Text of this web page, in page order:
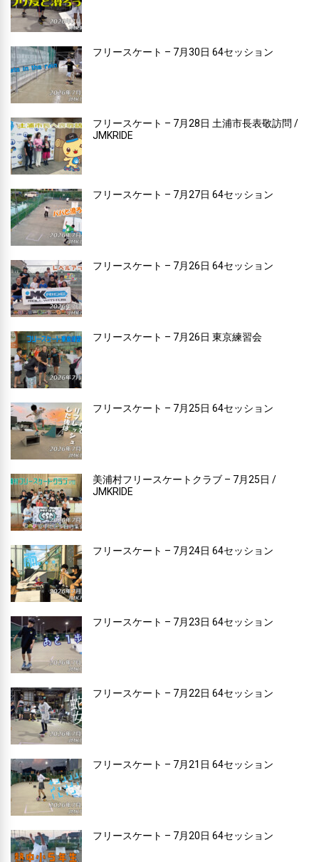
フリースケート – 7月30日 64セッション
フリースケート – 7月28日 土浦市長表敬訪問 /
JMKRIDE
フリースケート – 7月27日 64セッション
フリースケート – 7月26日 64セッション
フリースケート – 7月26日 東京練習会
フリースケート – 7月25日 64セッション
美浦村フリースケートクラブ – 7月25日 /
JMKRIDE
フリースケート – 7月24日 64セッション
フリースケート – 7月23日 64セッション
フリースケート – 7月22日 64セッション
フリースケート – 7月21日 64セッション
フリースケート – 7月20日 64セッション